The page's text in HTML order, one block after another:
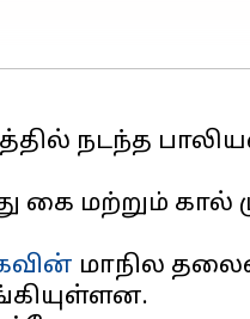
நடந்த
கை மற்றும் கால்
மாநில